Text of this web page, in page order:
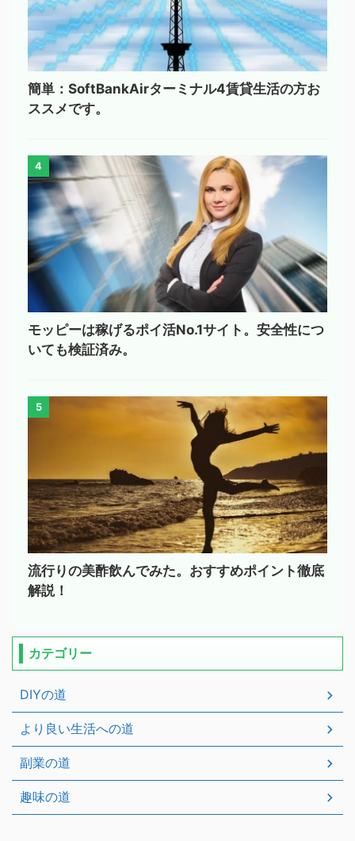
簡単：SoftBankAirターミナル4賃貸生活の方お
ススメです。
4
モッピーは稼げるポイ活No.1サイト。安全性につ
いても検証済み。
5
流行りの美酢飲んでみた。おすすめポイント徹底
解説！
カテゴリー
DIYの道
より良い生活への道
副業の道
趣味の道